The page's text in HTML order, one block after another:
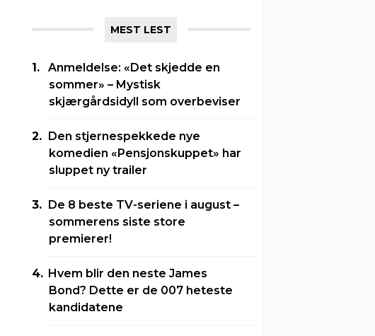
MEST LEST
Anmeldelse: «Det skjedde en
sommer» – Mystisk
skjærgårdsidyll som overbeviser
Den stjernespekkede nye
komedien «Pensjonskuppet» har
sluppet ny trailer
De 8 beste TV-seriene i august –
sommerens siste store
premierer!
Hvem blir den neste James
Bond? Dette er de 007 heteste
kandidatene